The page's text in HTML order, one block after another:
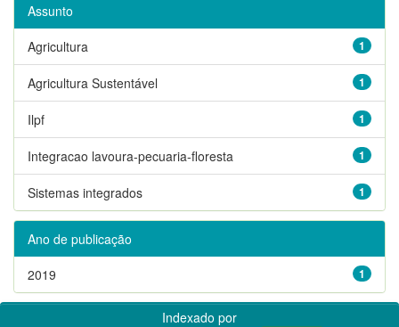
Assunto
1
Agricultura
1
Agricultura Sustentável
1
Ilpf
1
Integracao lavoura-pecuaria-floresta
1
Sistemas integrados
Ano de publicação
1
2019
Indexado por